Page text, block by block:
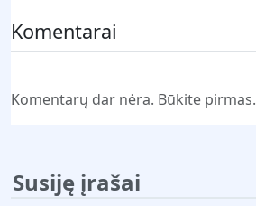
Komentarai
Komentarų dar nėra. Būkite pirmas.
Susiję įrašai